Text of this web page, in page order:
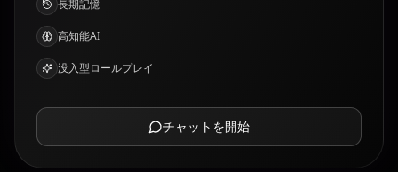
長期記憶
高知能AI
没入型ロールプレイ
チャットを開始